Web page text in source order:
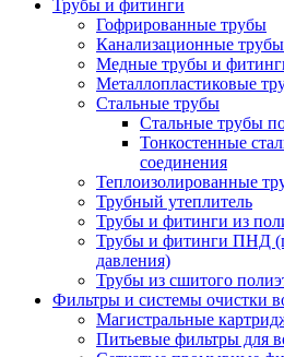
Трубы и фитинги
Гофрированные трубы
Канализационные
Медные трубы и
Металлопластиковые
Стальные трубы
Стальные трубы
Тонкостенные
соединения
Теплоизолированные
Трубный утеплитель
Трубы и фитинги из
Трубы и фитинги ПНД
давления)
Трубы из сшитого
Фильтры и системы очистки
Магистральные
Питьевые фильтры для